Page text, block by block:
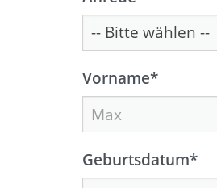
Vorname*
Geburtsdatum*